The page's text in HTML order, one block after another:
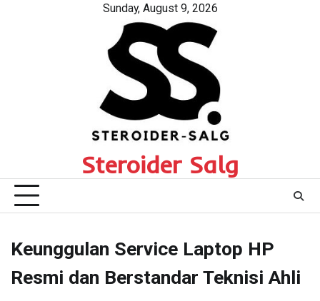
Sunday, August 9, 2026
Steroider Salg
Keunggulan Service Laptop HP
Resmi dan Berstandar Teknisi Ahli